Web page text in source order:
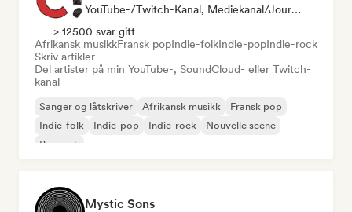
YouTube-/Twitch-Kanal, Mediekanal/journalist
> 12500 svar gitt
Afrikansk musikkFransk popIndie-folkIndie-popIndie-rock
Skriv artikler
Del artister på min YouTube-, SoundCloud- eller Twitch-
kanal
Sanger og låtskriver Afrikansk musikk
Fransk pop
Indie-folk
Indie-pop Indie-rock
Nouvelle scene
Poprock
Mystic Sons